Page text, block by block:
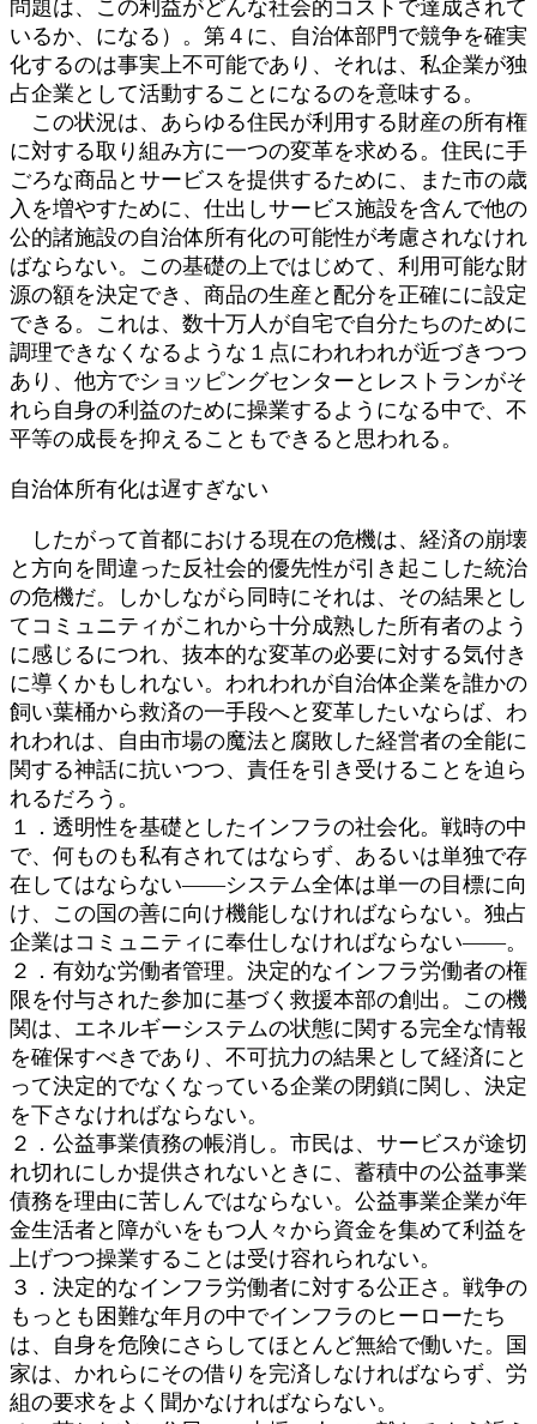
問題は、この利益がどんな社会的コストで達成されて
いるか、になる）。第４に、自治体部門で競争を確実
化するのは事実上不可能であり、それは、私企業が独
占企業として活動することになるのを意味する。
この状況は、あらゆる住民が利用する財産の所有権
に対する取り組み方に一つの変革を求める。住民に手
ごろな商品とサービスを提供するために、また市の歳
入を増やすために、仕出しサービス施設を含んで他の
公的諸施設の自治体所有化の可能性が考慮されなけれ
ばならない。この基礎の上ではじめて、利用可能な財
源の額を決定でき、商品の生産と配分を正確にに設定
できる。これは、数十万人が自宅で自分たちのために
調理できなくなるような１点にわれわれが近づきつつ
あり、他方でショッピングセンターとレストランがそ
れら自身の利益のために操業するようになる中で、不
平等の成長を抑えることもできると思われる。
自治体所有化は遅すぎない
したがって首都における現在の危機は、経済の崩壊
と方向を間違った反社会的優先性が引き起こした統治
の危機だ。しかしながら同時にそれは、その結果とし
てコミュニティがこれから十分成熟した所有者のよう
に感じるにつれ、抜本的な変革の必要に対する気付き
に導くかもしれない。われわれが自治体企業を誰かの
飼い葉桶から救済の一手段へと変革したいならば、わ
れわれは、自由市場の魔法と腐敗した経営者の全能に
関する神話に抗いつつ、責任を引き受けることを迫ら
れるだろう。
１．透明性を基礎としたインフラの社会化。戦時の中
で、何ものも私有されてはならず、あるいは単独で存
在してはならない――システム全体は単一の目標に向
け、この国の善に向け機能しなければならない。独占
企業はコミュニティに奉仕しなければならない――。
２．有効な労働者管理。決定的なインフラ労働者の権
限を付与された参加に基づく救援本部の創出。この機
関は、エネルギーシステムの状態に関する完全な情報
を確保すべきであり、不可抗力の結果として経済にと
って決定的でなくなっている企業の閉鎖に関し、決定
を下さなければならない。
２．公益事業債務の帳消し。市民は、サービスが途切
れ切れにしか提供されないときに、蓄積中の公益事業
債務を理由に苦しんではならない。公益事業企業が年
金生活者と障がいをもつ人々から資金を集めて利益を
上げつつ操業することは受け容れられない。
３．決定的なインフラ労働者に対する公正さ。戦争の
もっとも困難な年月の中でインフラのヒーローたち
は、自身を危険にさらしてほとんど無給で働いた。国
家は、かれらにその借りを完済しなければならず、労
組の要求をよく聞かなければならない。